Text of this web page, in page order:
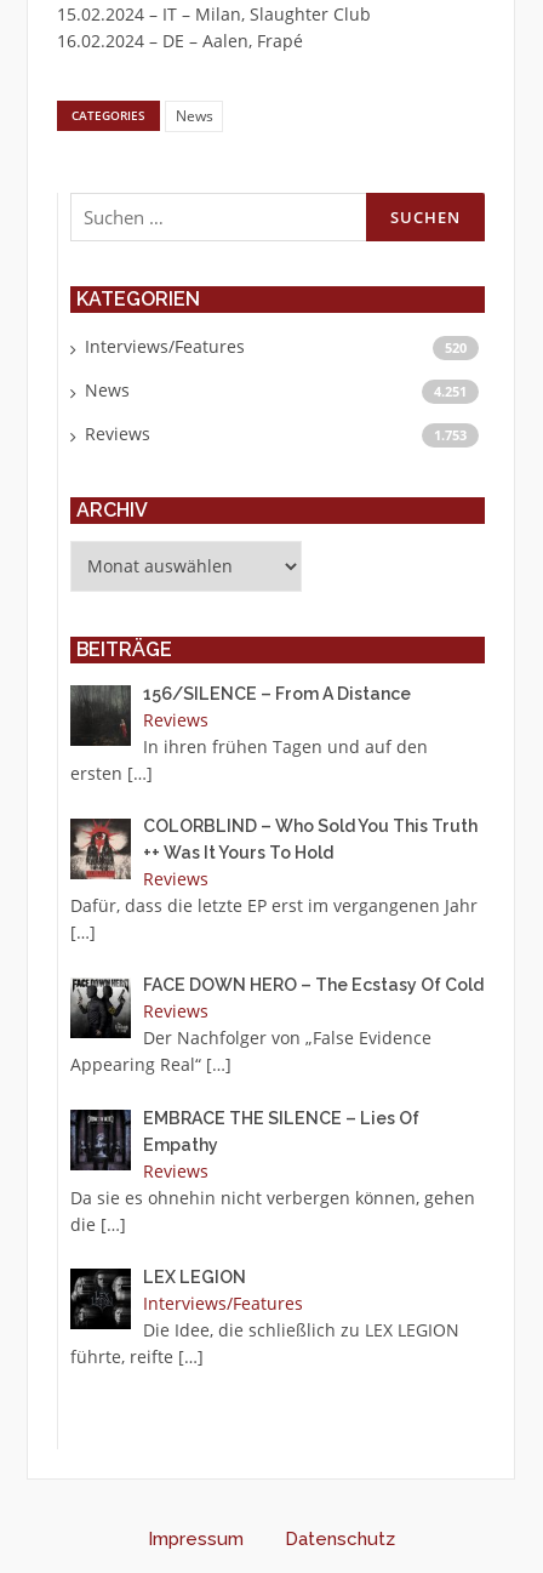
15.02.2024 – IT – Milan, Slaughter Club
16.02.2024 – DE – Aalen, Frapé
CATEGORIES News
Suchen
nach:
KATEGORIEN
Interviews/Features 520
News 4.251
Reviews 1.753
ARCHIV
BEITRÄGE
156/SILENCE – From A Distance
Reviews
In ihren frühen Tagen und auf den
ersten […]
COLORBLIND – Who Sold You This Truth
++ Was It Yours To Hold
Reviews
Dafür, dass die letzte EP erst im vergangenen Jahr
[…]
FACE DOWN HERO – The Ecstasy Of Cold
Reviews
Der Nachfolger von „False Evidence
Appearing Real“ […]
EMBRACE THE SILENCE – Lies Of
Empathy
Reviews
Da sie es ohnehin nicht verbergen können, gehen
die […]
LEX LEGION
Interviews/Features
Die Idee, die schließlich zu LEX LEGION
führte, reifte […]
Impressum Datenschutz